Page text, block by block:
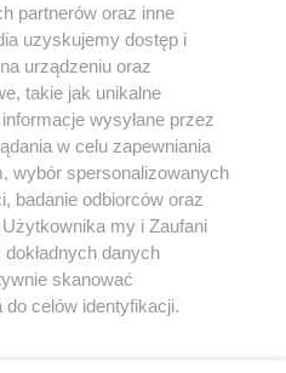
nie może być powielany i
w jakikolwiek sposób (w
na jakimkolwiek polu
z umieszczaniem w
praw. Jakiekolwiek użycie lub
w części z naruszeniem prawa,
pod groźbą kary i może być
partnerów oraz inne
uzyskujemy dostęp i
urządzeniu oraz
takie jak unikalne
wysyłane przez
w celu zapewniania
wybór spersonalizowanych
badanie odbiorców oraz
Użytkownika my i Zaufani
danych
skanować
celów identyfikacji.